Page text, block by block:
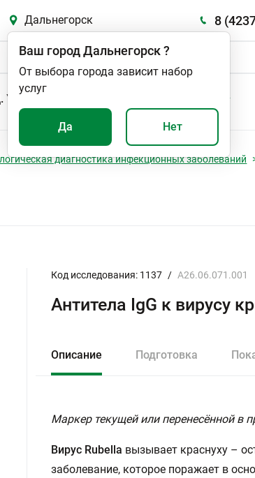
Дальнегорск 8
УСЛУГИ
Ваш городДальнегорск?
От выбора города зависит набор
услуг
Да Нет
диагностика инфекционных заболеваний
Код исследования: 1137 / A26.06.071.001
Антитела IgG к вирусу
Описание Подготовка
Маркер текущей или перенесённой в
Вирус Rubella вызывает краснуху –
заболевание, которое поражает в